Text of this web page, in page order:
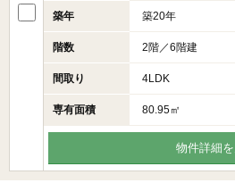
築年 築20年
階数 2階／6階建
間取り 4LDK
専有面積 80.95㎡
物件詳細